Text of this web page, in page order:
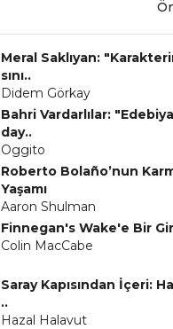
Meral Saklıyan:
sını..
Didem Görkay
Bahri Vardarlılar:
day..
Oggito
Roberto Bolaño’nun
Yaşamı
Aaron Shulman
Finnegan's Wake'e Bir
Colin MacCabe
Saray Kapısından İçeri:
..
Hazal Halavut